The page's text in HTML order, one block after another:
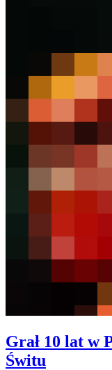
Grał 10 lat w
Świtu